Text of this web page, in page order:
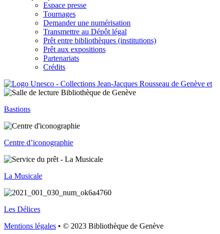
Espace presse
Tournages
Demander une numérisation
Transmettre au Dépôt légal
Prêt entre bibliothèques (institutions)
Prêt aux expositions
Partenariats
Crédits
Bastions
Centre d’iconographie
La Musicale
Les Délices
Mentions légales • © 2023 Bibliothèque de Genève